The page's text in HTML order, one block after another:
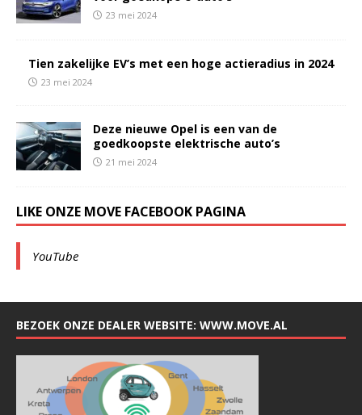
23 mei 2024
Tien zakelijke EV’s met een hoge actieradius in 2024
23 mei 2024
Deze nieuwe Opel is een van de
goedkoopste elektrische auto’s
21 mei 2024
LIKE ONZE MOVE FACEBOOK PAGINA
YouTube
BEZOEK ONZE DEALER WEBSITE: WWW.MOVE.AL